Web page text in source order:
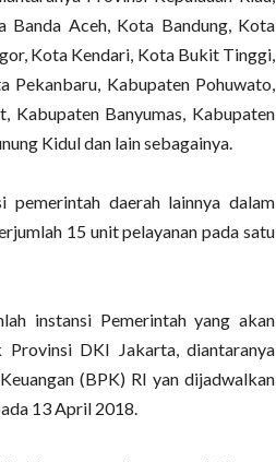
Banda Aceh, Kota Bandung, Kota
Kota Kendari, Kota Bukit Tinggi,
Pekanbaru, Kabupaten Pohuwato,
Kabupaten Banyumas, Kabupaten
Kidul dan lain sebagainya.
pemerintah daerah lainnya dalam
15 unit pelayanan pada satu
instansi Pemerintah yang akan
DKI Jakarta, diantaranya
(BPK) RI yan dijadwalkan
13 April 2018.